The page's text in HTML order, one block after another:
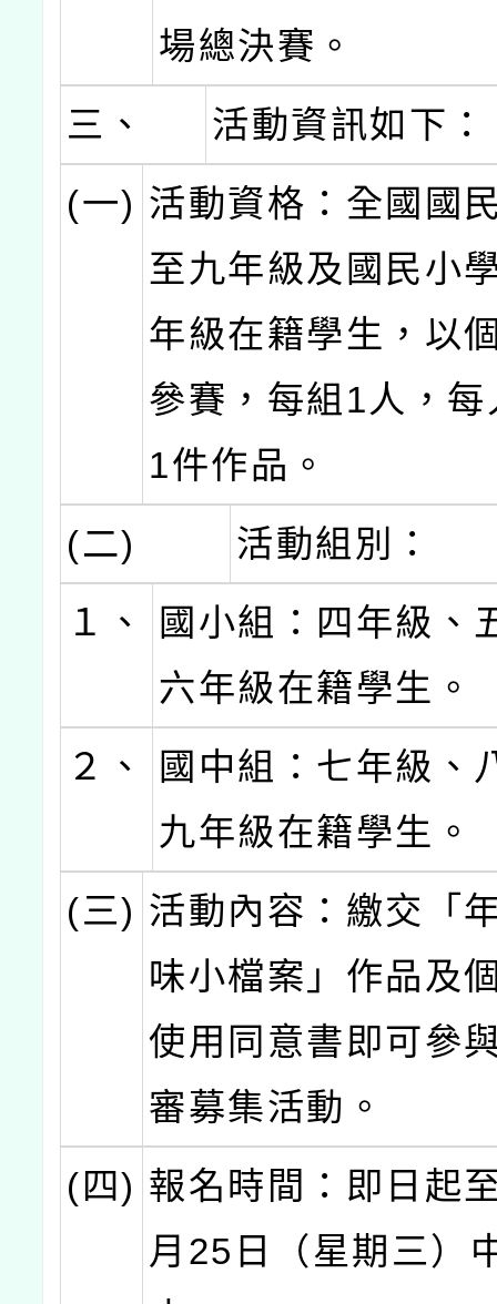
場總決賽。
三、
活動資訊如下：
(一) 活動資格：全國國
至九年級及國民小
年級在籍學生，以
參賽，每組1人，
1件作品。
(二)
活動組別：
１、
國小組：四年級、
六年級在籍學生。
２、
國中組：七年級、
九年級在籍學生。
(三) 活動內容：繳交「
味小檔案」作品及
使用同意書即可參
審募集活動。
(四) 報名時間：即日起
月25日（星期三）